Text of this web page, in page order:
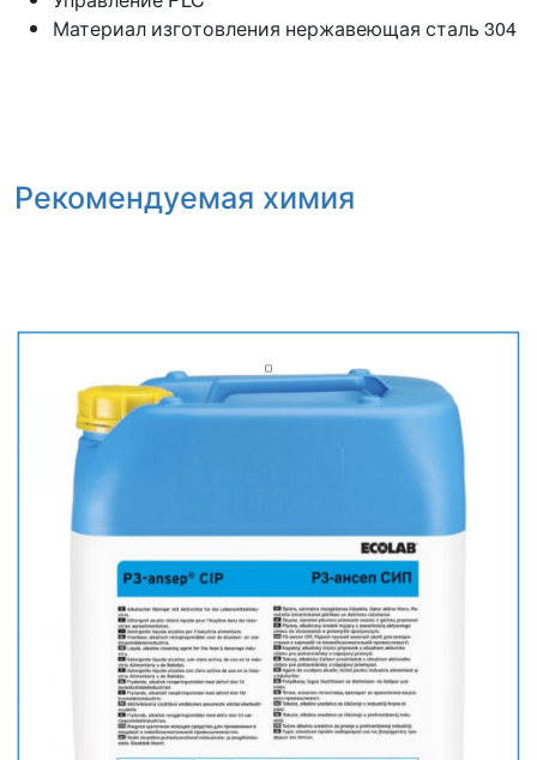
Материал изготовления нержавеющая сталь 304
Рекомендуемая химия